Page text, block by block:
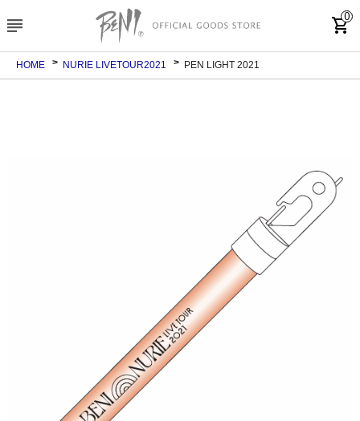
subject shopping_cart
0
HOME NURIE LIVETOUR2021 PEN LIGHT 2021